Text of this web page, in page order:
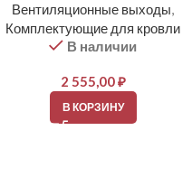
Вентиляционные выходы,
Комплектующие для кровли
В наличии
2 555,00₽
В КОРЗИНУ